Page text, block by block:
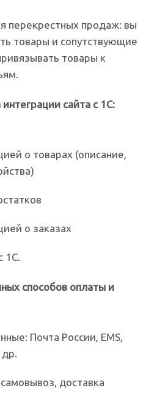
перекрестных продаж: вы
товары и сопутствующие
товары к
сайта с 1С:
о товарах (описание,
о заказах
1С.
способов оплаты и
Почта России, EMS,
др.
доставка